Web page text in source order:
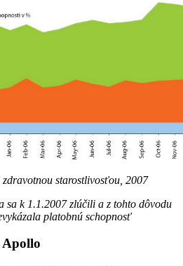
starostlivosťou, 2007
sa k 1.1.2007 zlúčili a z tohto dôvodu
platobnú schopnosť